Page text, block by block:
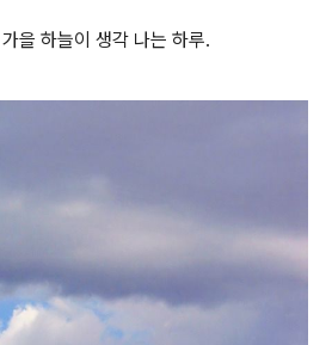
을 하늘이 생각 나는 하루.